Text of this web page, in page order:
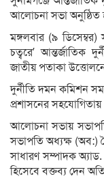
আলোচনা সভা অনুষ্ঠিত
মঙ্গলবার (৯
চত্বরে’ আন্তর্জাতিক
জাতীয় পতাকা
দুর্নীতি দমন কমিশন
প্রশাসনের
আলোচনা সভায়
সভাপতি অধ্যক্ষ (অব:)
সাধারণ সম্পাদক
হিসেবে বক্তব্য দেন